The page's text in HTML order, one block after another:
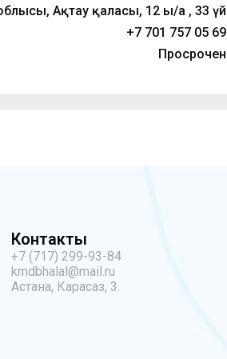
Ақтау қаласы, 12 ы/а , 33 үй
+7 701 757 05 69
Просрочен
Контакты
+7 (717) 299-93-84
kmdbhalal@mail.ru
Астана, Карасаз, 3.